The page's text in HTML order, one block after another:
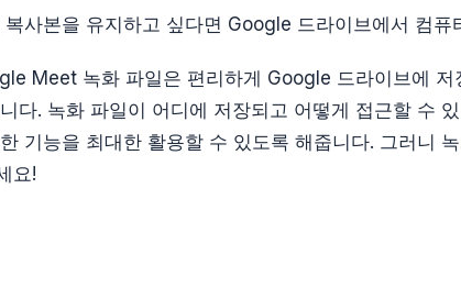
사본을 유지하고 싶다면 Google 드라이브에서 컴퓨
Meet 녹화 파일은 편리하게 Google 드라이브에 저
다. 녹화 파일이 어디에 저장되고 어떻게 접근할 수
기능을 최대한 활용할 수 있도록 해줍니다. 그러니
요!